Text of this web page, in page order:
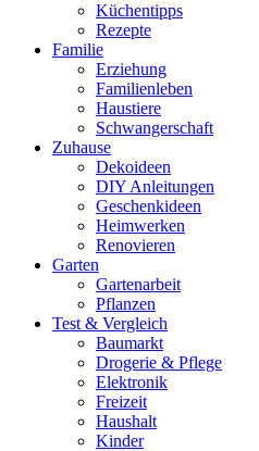
Küchentipps
Rezepte
Familie
Erziehung
Familienleben
Haustiere
Schwangerschaft
Zuhause
Dekoideen
DIY Anleitungen
Geschenkideen
Heimwerken
Renovieren
Garten
Gartenarbeit
Pflanzen
Test & Vergleich
Baumarkt
Drogerie & Pflege
Elektronik
Freizeit
Haushalt
Kinder